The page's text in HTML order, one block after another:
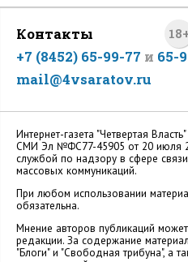
18+
Контакты
+7 (8452) 65-99-77 и 65-
mail@4vsaratov.ru
Интернет-газета "Четвертая
СМИ Эл №ФС77-45905 от 20 июля
службой по надзору в сфере
массовых коммуникаций.
При любом использовании
обязательна.
Мнение авторов публикаций
редакции. За содержание
"Блоги" и "Свободная трибуна", а